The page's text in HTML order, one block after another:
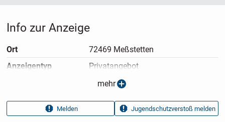
Info zur Anzeige
Ort
72469 Meßstetten
Anzeigen­typ
Privatangebot
22.03.2025
Anzeigen­kennung
686d4615
Aufrufe dieser
31
mehr
Melden Jugendschutzverstoß melden